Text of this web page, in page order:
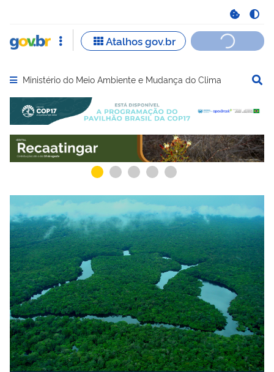
Abrir menu principal de navegação
Ministério do Meio Ambiente e Mudança do Clima
Serviços recomendados para você Serviços